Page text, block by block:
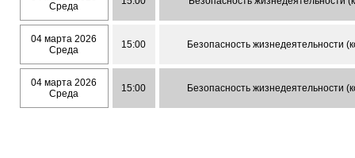
Среда
04 марта 2026
Среда
15:00 Безопасность жизнедеятельности
04 марта 2026
Среда
15:00 Безопасность жизнедеятельности